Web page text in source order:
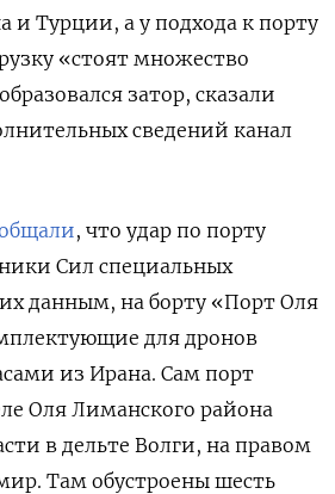
и Турции, а у подхода к порту
«стоят множество
затор, сказали
сведений канал
, что удар по порту
Сил специальных
данным, на борту «Порт Оля
для дронов
из Ирана. Сам порт
Оля Лиманского района
в дельте Волги, на правом
Там обустроены шесть